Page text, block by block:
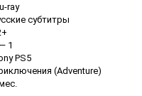
ray
субтитры
1
PS5
(Adventure)